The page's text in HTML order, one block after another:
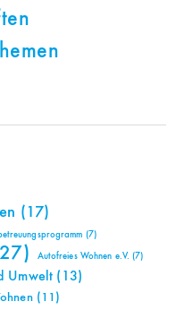
(17)
(7)
Autofreies Wohnen e.V. (7)
Umwelt (13)
(11)